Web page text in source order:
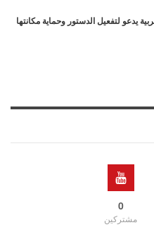
يدعو لتفعيل الدستور وحماية مكانتها
0
مشتركين